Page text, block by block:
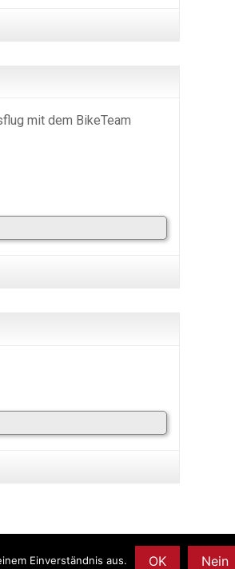
mit dem BikeTeam
Einverständnis aus. OK Nein